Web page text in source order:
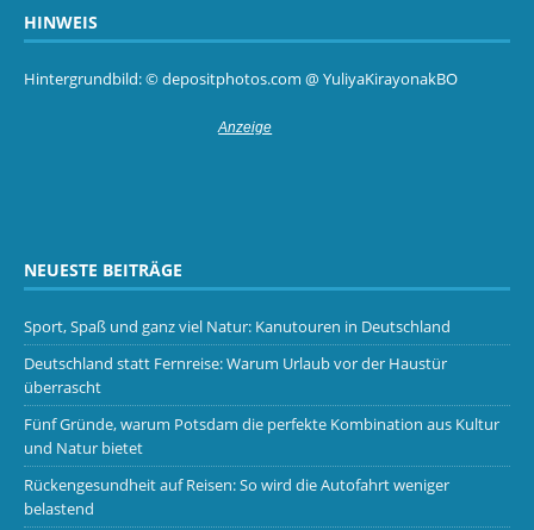
HINWEIS
Hintergrundbild: © depositphotos.com @ YuliyaKirayonakBO
NEUESTE BEITRÄGE
Sport, Spaß und ganz viel Natur: Kanutouren in Deutschland
Deutschland statt Fernreise: Warum Urlaub vor der Haustür
überrascht
Fünf Gründe, warum Potsdam die perfekte Kombination aus Kultur
und Natur bietet
Rückengesundheit auf Reisen: So wird die Autofahrt weniger
belastend